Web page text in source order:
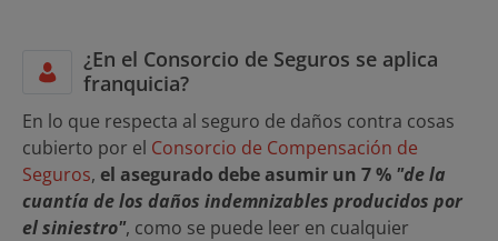
¿En el Consorcio de Seguros se aplica
franquicia?
En lo que respecta al seguro de daños contra cosas
cubierto por el Consorcio de Compensación de
Seguros, el asegurado debe asumir un 7 % "de la
cuantía de los daños indemnizables producidos por
el siniestro", como se puede leer en cualquier